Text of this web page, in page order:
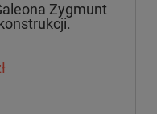
Zygmunt